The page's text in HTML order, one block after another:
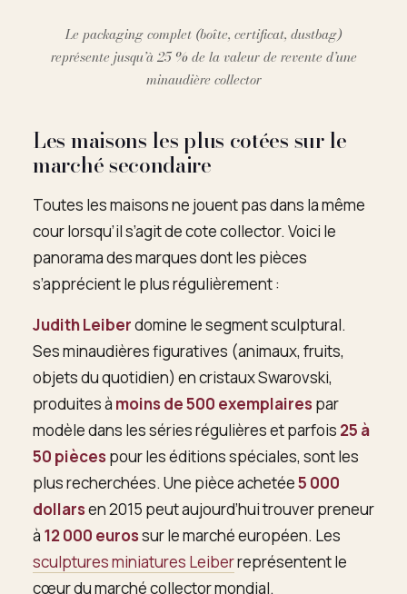
Le packaging complet (boîte, certificat, dustbag)
représente jusqu’à 25 % de la valeur de revente d’une
minaudière collector
Les maisons les plus cotées sur le
marché secondaire
Toutes les maisons ne jouent pas dans la même
cour lorsqu’il s’agit de cote collector. Voici le
panorama des marques dont les pièces
s’apprécient le plus régulièrement :
Judith Leiberdomine le segment sculptural.
Ses minaudières figuratives (animaux, fruits,
objets du quotidien) en cristaux Swarovski,
produites à moins de 500 exemplaires par
modèle dans les séries régulières et parfois 25 à
50 pièces pour les éditions spéciales, sont les
plus recherchées. Une pièce achetée5 000
dollarsen 2015 peut aujourd’hui trouver preneur
à 12 000 eurossur le marché européen. Les
sculptures miniatures Leiberreprésentent le
cœur du marché collector mondial.